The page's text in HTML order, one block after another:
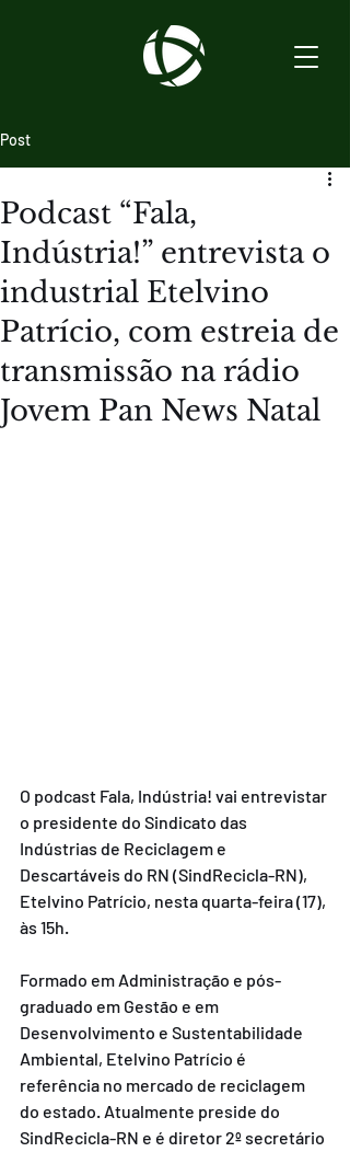
Post
Podcast “Fala,
Indústria!” entrevista o
industrial Etelvino
Patrício, com estreia de
transmissão na rádio
Jovem Pan News Natal
O podcast Fala, Indústria! vai entrevistar
o presidente do Sindicato das
Indústrias de Reciclagem e
Descartáveis do RN (SindRecicla-RN),
Etelvino Patrício, nesta quarta-feira (17),
às 15h.
Formado em Administração e pós-
graduado em Gestão e em
Desenvolvimento e Sustentabilidade
Ambiental, Etelvino Patrício é
referência no mercado de reciclagem
do estado. Atualmente preside do
SindRecicla-RN e é diretor 2º secretário